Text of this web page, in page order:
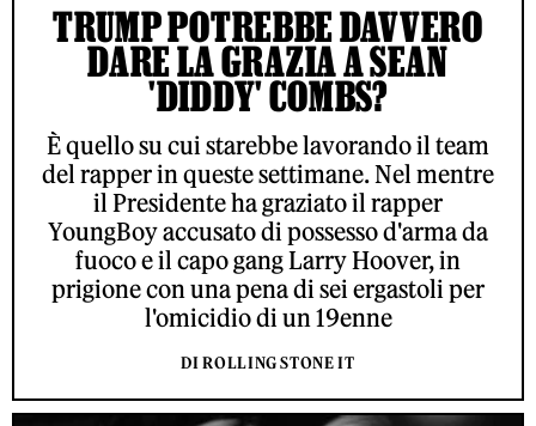
TRUMP POTREBBE DAVVERO
DARE LA GRAZIA A SEAN
'DIDDY' COMBS?
È quello su cui starebbe lavorando il team
del rapper in queste settimane. Nel mentre
il Presidente ha graziato il rapper
YoungBoy accusato di possesso d'arma da
fuoco e il capo gang Larry Hoover, in
prigione con una pena di sei ergastoli per
l'omicidio di un 19enne
DI ROLLING STONE IT